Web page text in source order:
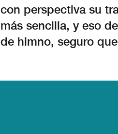
con perspectiva su
más sencilla, y eso
de himno, seguro